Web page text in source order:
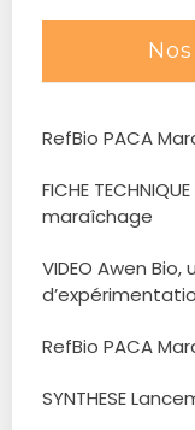
RefBio PACA
FICHE TECHNIQUE Réussir ses couverts végétaux en
maraîchage
VIDEO Awen
RefBio PACA
SYNTHESE